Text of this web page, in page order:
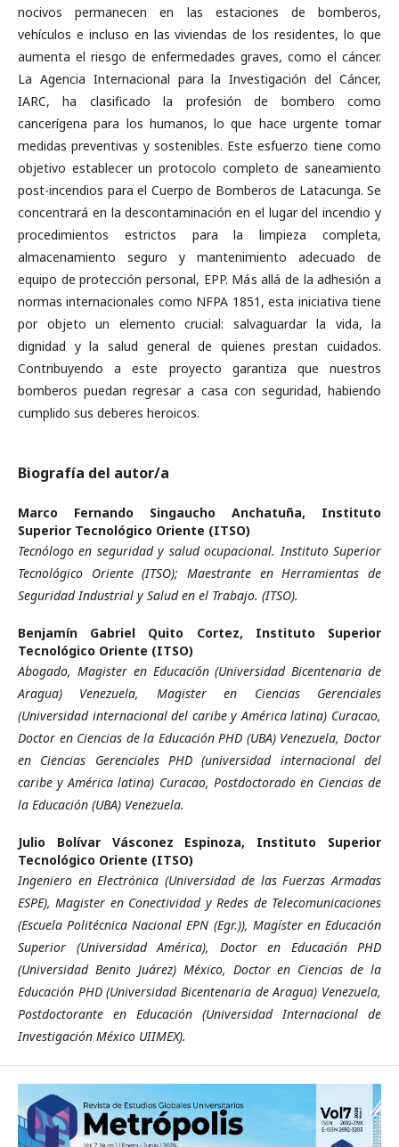
nocivos permanecen en las estaciones de bomberos,
vehículos e incluso en las viviendas de los residentes, lo que
aumenta el riesgo de enfermedades graves, como el cáncer.
La Agencia Internacional para la Investigación del Cáncer,
IARC, ha clasificado la profesión de bombero como
cancerígena para los humanos, lo que hace urgente tomar
medidas preventivas y sostenibles. Este esfuerzo tiene como
objetivo establecer un protocolo completo de saneamiento
post-incendios para el Cuerpo de Bomberos de Latacunga. Se
concentrará en la descontaminación en el lugar del incendio y
procedimientos estrictos para la limpieza completa,
almacenamiento seguro y mantenimiento adecuado de
equipo de protección personal, EPP. Más allá de la adhesión a
normas internacionales como NFPA 1851, esta iniciativa tiene
por objeto un elemento crucial: salvaguardar la vida, la
dignidad y la salud general de quienes prestan cuidados.
Contribuyendo a este proyecto garantiza que nuestros
bomberos puedan regresar a casa con seguridad, habiendo
cumplido sus deberes heroicos.
Biografía del autor/a
Marco Fernando Singaucho Anchatuña, Instituto
Superior Tecnológico Oriente (ITSO)
Tecnólogo en seguridad y salud ocupacional. Instituto Superior
Tecnológico Oriente (ITSO); Maestrante en Herramientas de
Seguridad Industrial y Salud en el Trabajo. (ITSO).
Benjamín Gabriel Quito Cortez, Instituto Superior
Tecnológico Oriente (ITSO)
Abogado, Magister en Educación (Universidad Bicentenaria de
Aragua) Venezuela, Magister en Ciencias Gerenciales
(Universidad internacional del caribe y América latina) Curacao,
Doctor en Ciencias de la Educación PHD (UBA) Venezuela, Doctor
en Ciencias Gerenciales PHD (universidad internacional del
caribe y América latina) Curacao, Postdoctorado en Ciencias de
la Educación (UBA) Venezuela.
Julio Bolívar Vásconez Espinoza, Instituto Superior
Tecnológico Oriente (ITSO)
Ingeniero en Electrónica (Universidad de las Fuerzas Armadas
ESPE), Magister en Conectividad y Redes de Telecomunicaciones
(Escuela Politécnica Nacional EPN (Egr.)), Magíster en Educación
Superior (Universidad América), Doctor en Educación PHD
(Universidad Benito Juárez) México, Doctor en Ciencias de la
Educación PHD (Universidad Bicentenaria de Aragua) Venezuela,
Postdoctorante en Educación (Universidad Internacional de
Investigación México UIIMEX).